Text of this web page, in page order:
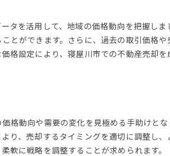
する
方法
タを活用して、地域の価格動向を把握しま
とができます。さらに、過去の取引価格
格設定により、寝屋川市での不動産売却
格動向や需要の変化を見極める手助けと
り、売却するタイミングを適切に調整し
軟に戦略を調整することが求められます。